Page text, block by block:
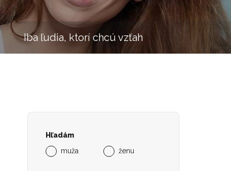
Iba ľudia, ktorí chcú vzťah
Hľadám
muža
ženu